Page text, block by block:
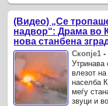
(Видео) „Се
надвор“: Драма во
нова станбена
Скопје1 -
Утринава
влезот
населба
меѓу
звуци и